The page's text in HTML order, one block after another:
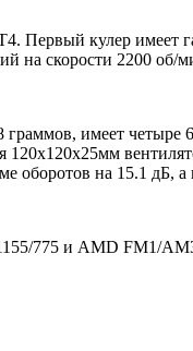
Первый кулер имеет
скорости 2200 об/
имеет
на 15.1 дБ, а
775 и AMD FM1/